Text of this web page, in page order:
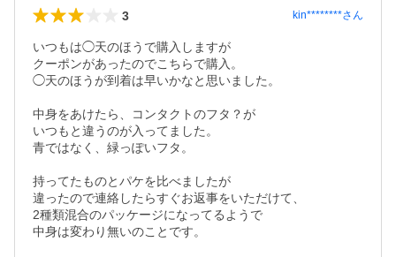
3 kin********さん
いつもは◯天のほうで購入しますが
クーポンがあったのでこちらで購入。
◯天のほうが到着は早いかなと思いました。
中身をあけたら、コンタクトのフタ？が
いつもと違うのが入ってました。
青ではなく、緑っぽいフタ。
持ってたものとパケを比べましたが
違ったので連絡したらすぐお返事をいただけて、
2種類混合のパッケージになってるようで
中身は変わり無いのことです。